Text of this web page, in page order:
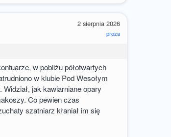
2 sierpnia 2026
proza
w pobliżu półotwartych
w klubie Pod Wesołym
jak kawiarniane opary
Co pewien czas
szatniarz kłaniał im się